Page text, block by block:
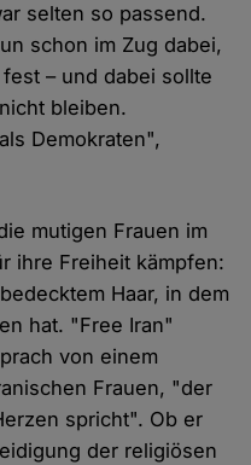
selten so passend.
schon im Zug dabei,
– und dabei sollte
bleiben.
Demokraten",
mutigen Frauen im
ihre Freiheit kämpfen:
Haar, in dem
hat. "Free Iran"
von einem
Frauen, "der
spricht". Ob er
der religiösen